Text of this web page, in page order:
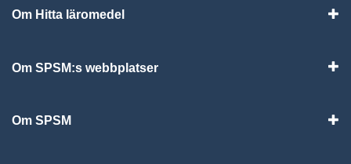
Om Hitta läromedel
Om SPSM:s webbplatser
Om SPSM